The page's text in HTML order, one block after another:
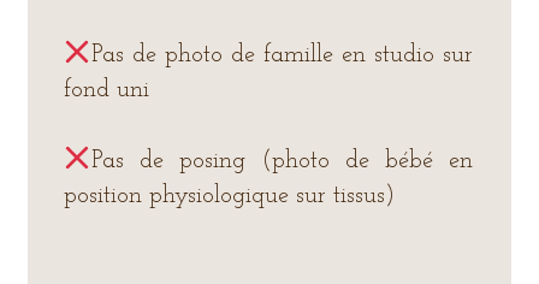
Pas de photo de famille en studio sur
fond uni
Pas de posing (photo de bébé en
position physiologique sur tissus)